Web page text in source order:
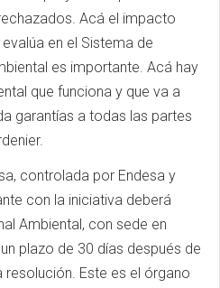
Acá el impacto
en el Sistema de
es importante. Acá hay
que funciona y que va a
garantías a todas las partes
controlada por Endesa y
con la iniciativa deberá
Ambiental, con sede en
plazo de 30 días después de
Este es el órgano